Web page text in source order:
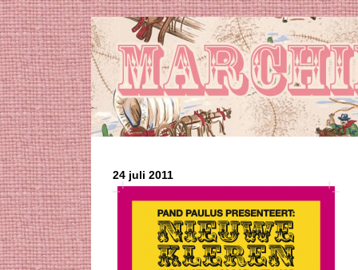
24 juli 2011